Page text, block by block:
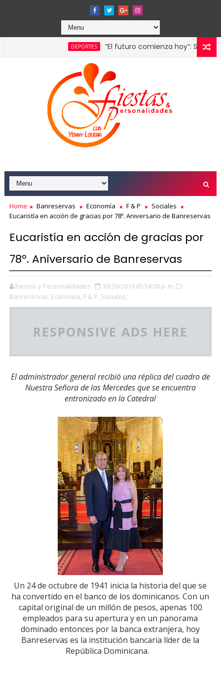
“El futuro comienza hoy”: Santo
por la franquicia dominicana más taquillera del 2025
Home Banreservas Economía F & P
Sociales
Eucaristía en acción de gracias por 78º. Aniversario de Banreservas
Eucaristía en acción de gracias por
78º. Aniversario de Banreservas
Fiestas y Personalidades
10/28/2019 05:54:00 p. m.
Banreservas, Economía, F & P, Sociales,
RESPONSIVE ADS HERE
El administrador general recibió una réplica del cuadro de
Nuestra Señora de las Mercedes que se encuentra
entronizado en la Catedral
Un 24 de octubre de 1941 inicia la historia del que se
ha convertido en el banco de los dominicanos. Con un
capital original de un millón de pesos, apenas 100
empleados para su apertura y en un panorama
dominado entonces por la banca extranjera, hoy
Banreservas es la institución bancaria líder de la
República Dominicana.